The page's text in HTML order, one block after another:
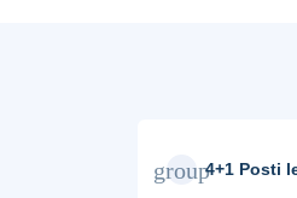
group4+1 Posti